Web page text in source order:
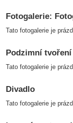
Fotogalerie:
Tato fotogalerie je
Podzimní tvoření
Tato fotogalerie je
Divadlo
Tato fotogalerie je